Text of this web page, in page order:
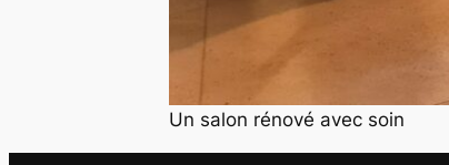
Un salon rénové avec soin